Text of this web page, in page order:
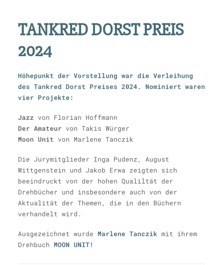
TANKRED DORST PREIS
2024
Höhepunkt der Vorstellung war die Verleihung
des Tankred Dorst Preises 2024. Nominiert waren
vier Projekte:
Jazz von Florian Hoffmann
Der Amateur von Takis Würger
Moon Unit von Marlene Tanczik
Die Jurymitglieder Inga Pudenz, August
Wittgenstein und Jakob Erwa zeigten sich
beeindruckt von der hohen Qualiltät der
Drehbücher und insbesondere auch von der
Aktualität der Themen, die in den Büchern
verhandelt wird.
Ausgezeichnet wurde Marlene Tanczik mit ihrem
Drehbuch MOON UNIT!